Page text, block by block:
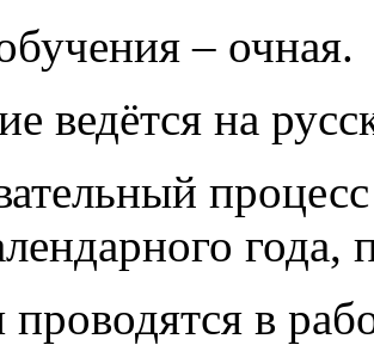
– очная.
ведётся на
проводятся в